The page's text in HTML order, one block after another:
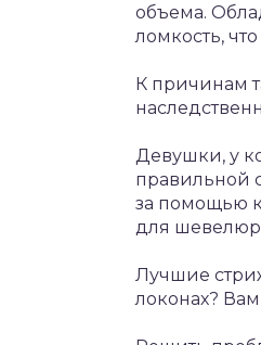
объема.
ломкость,
К причинам
Девушки, у
правильной
за помощью
для
Лучшие
локонах?